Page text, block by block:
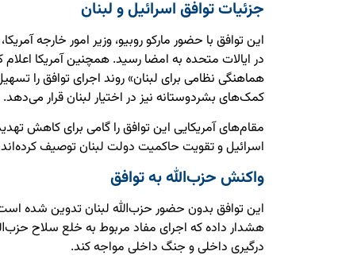
جزئیات توافق اسرائیل و لبنان
این توافق با حضور مارکو روبیو، وزیر امور خارجه
در ایالات متحده به امضا رسید. همچنین آمریکا
کمک‌های بشردوستانه نیز در اختیار لبنان قرار می‌دهد.
مقام‌های آمریکایی این توافق را گامی برای کاهش
اسرائیل و تقویت حاکمیت دولت لبنان توصیف
واکنش حزب‌الله به توافق
این توافق بدون حضور حزب‌الله لبنان تدوین شده
هشدار داده که اجرای مفاد مربوط به خلع سلاح
درگیری داخلی و جنگ داخلی مواجه کند.